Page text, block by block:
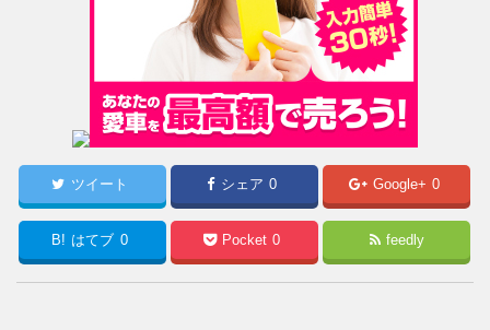
ツイート シェア 0 Google+ 0
B! はてブ 0 Pocket 0 feedly